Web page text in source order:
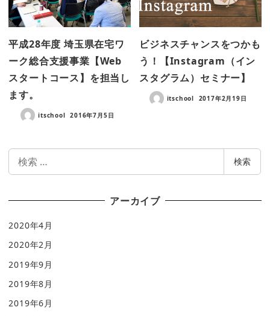
平成28年度 埼玉県在宅ワ
ーク総合支援事業【Web
スタートコース】を担当し
ます。
itschool 2016年7月5日
ビジネスチャンスをつかも
う！【Instagram（イン
スタグラム）セミナー】
itschool 2017年2月19日
索
検索
アーカイブ
2020年4月
2020年2月
2019年9月
2019年8月
2019年6月